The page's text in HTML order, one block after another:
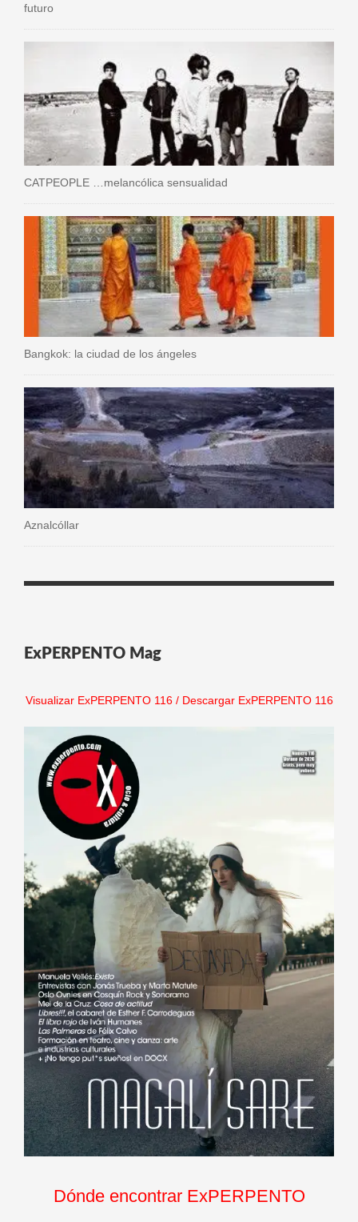
futuro
CATPEOPLE …melancólica sensualidad
Bangkok: la ciudad de los ángeles
Aznalcóllar
ExPERPENTO Mag
Visualizar ExPERPENTO 116/ Descargar ExPERPENTO 116
Dónde encontrar ExPERPENTO